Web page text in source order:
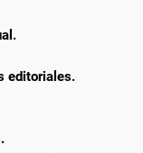
editoriales.